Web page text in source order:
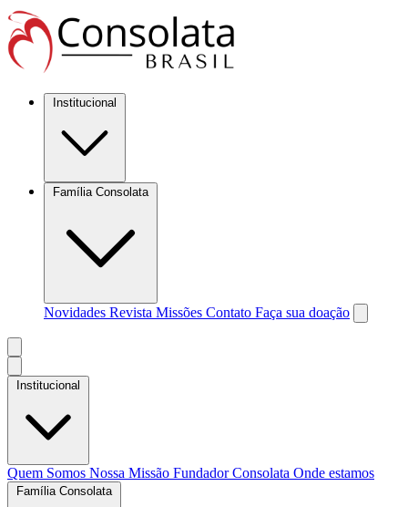
Institucional
Família Consolata
Novidades Revista Missões Contato Faça sua doação
Institucional
Quem Somos Nossa Missão FundadorConsolata Onde estamos
Família Consolata